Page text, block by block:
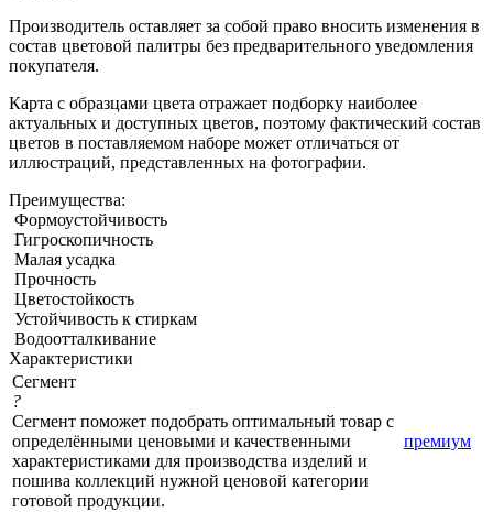
Производитель оставляет за собой право вносить изменения в
состав цветовой палитры без предварительного уведомления
покупателя.
Карта с образцами цвета отражает подборку наиболее
актуальных и доступных цветов, поэтому фактический состав
цветов в поставляемом наборе может отличаться от
иллюстраций, представленных на фотографии.
Преимущества:
Формоустойчивость
Гигроскопичность
Малая усадка
Прочность
Цветостойкость
Устойчивость к стиркам
Водоотталкивание
Характеристики
Сегмент
?
Сегмент поможет подобрать оптимальный товар с
определёнными ценовыми и качественными
характеристиками для производства изделий и
пошива коллекций нужной ценовой категории
готовой продукции.
премиум